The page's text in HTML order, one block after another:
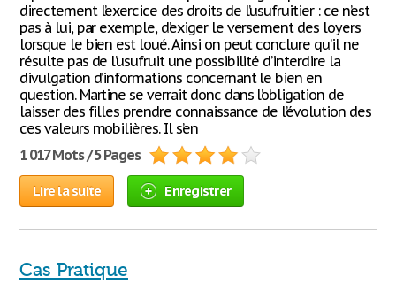
directement l’exercice des droits de l’usufruitier : ce n’est
pas à lui, par exemple, d’exiger le versement des loyers
lorsque le bien est loué. Ainsi on peut conclure qu’il ne
résulte pas de l’usufruit une possibilité d’interdire la
divulgation d’informations concernant le bien en
question. Martine se verrait donc dans l’obligation de
laisser des filles prendre connaissance de l’évolution des
ces valeurs mobilières. Il s’en
1 017 Mots / 5 Pages
Lire la suite Enregistrer
Cas Pratique